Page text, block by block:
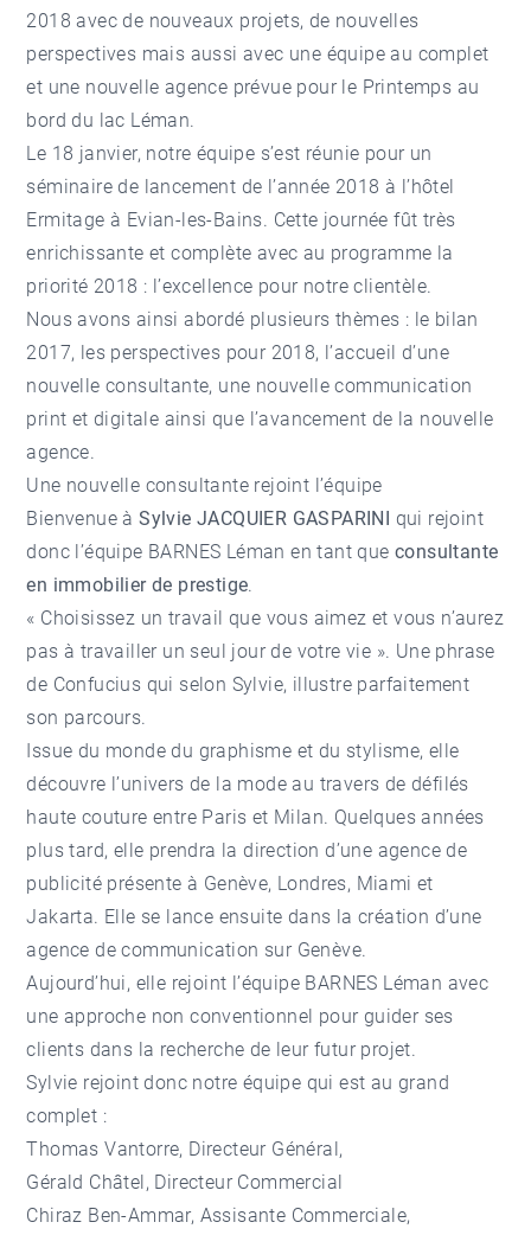
2018 avec de nouveaux projets, de nouvelles
perspectives mais aussi avec une équipe au complet
et une nouvelle agence prévue pour le Printemps au
bord du lac Léman.
Le 18 janvier, notre équipe s’est réunie pour un
séminaire de lancement de l’année 2018 à l’hôtel
Ermitage à Evian-les-Bains. Cette journée fût très
enrichissante et complète avec au programme la
priorité 2018 : l’excellence pour notre clientèle.
Nous avons ainsi abordé plusieurs thèmes : le bilan
2017, les perspectives pour 2018, l’accueil d’une
nouvelle consultante, une nouvelle communication
print et digitale ainsi que l’avancement de la nouvelle
agence.
Une nouvelle consultante rejoint l’équipe
Bienvenue àSylvie JACQUIER GASPARINI qui rejoint
donc l’équipe BARNES Léman en tant queconsultante
en immobilier de prestige.
« Choisissez un travail que vous aimez et vous n’aurez
pas à travailler un seul jour de votre vie ». Une phrase
de Confucius qui selon Sylvie, illustre parfaitement
son parcours.
Issue du monde du graphisme et du stylisme, elle
découvre l’univers de la mode au travers de défilés
haute couture entre Paris et Milan. Quelques années
plus tard, elle prendra la direction d’une agence de
publicité présente à Genève, Londres, Miami et
Jakarta. Elle se lance ensuite dans la création d’une
agence de communication sur Genève.
Aujourd’hui, elle rejoint l’équipe BARNES Léman avec
une approche non conventionnel pour guider ses
clients dans la recherche de leur futur projet.
Sylvie rejoint donc notre équipe qui est au grand
complet :
Thomas Vantorre, Directeur Général,
Gérald Châtel, Directeur Commercial
Chiraz Ben-Ammar, Assisante Commerciale,